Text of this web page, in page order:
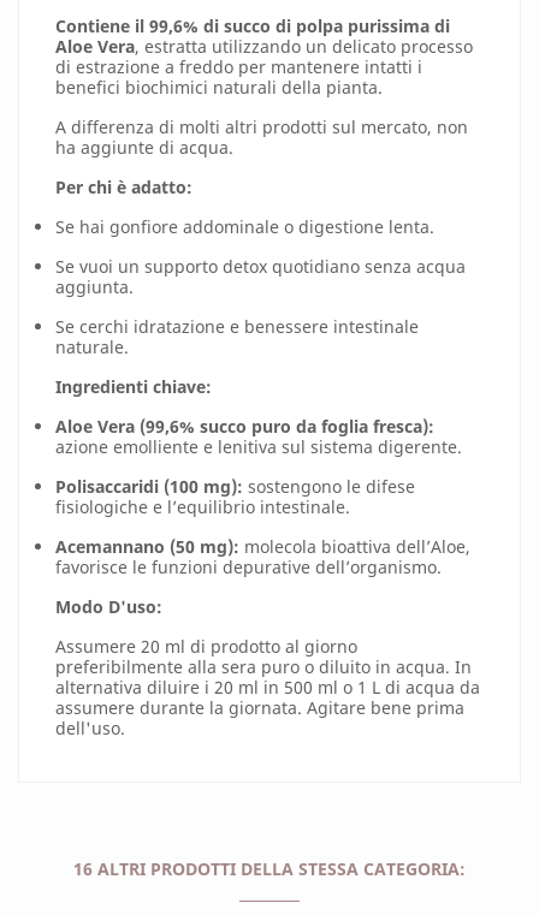
Contiene il 99,6% di succo di polpa purissima di
Aloe Vera, estratta utilizzando un delicato processo
di estrazione a freddo per mantenere intatti i
benefici biochimici naturali della pianta.
A differenza di molti altri prodotti sul mercato, non
ha aggiunte di acqua.
Per chi è adatto:
Se hai gonfiore addominale o digestione lenta.
Se vuoi un supporto detox quotidiano senza acqua
aggiunta.
Se cerchi idratazione e benessere intestinale
naturale.
Ingredienti chiave:
Aloe Vera (99,6% succo puro da foglia fresca):
azione emolliente e lenitiva sul sistema digerente.
Polisaccaridi (100 mg): sostengono le difese
fisiologiche e l’equilibrio intestinale.
Acemannano (50 mg): molecola bioattiva dell’Aloe,
favorisce le funzioni depurative dell’organismo.
Modo D'uso:
Assumere 20 ml di prodotto al giorno
preferibilmente alla sera puro o diluito in acqua. In
alternativa diluire i 20 ml in 500 ml o 1 L di acqua da
assumere durante la giornata. Agitare bene prima
dell'uso.
16 ALTRI PRODOTTI DELLA STESSA CATEGORIA: